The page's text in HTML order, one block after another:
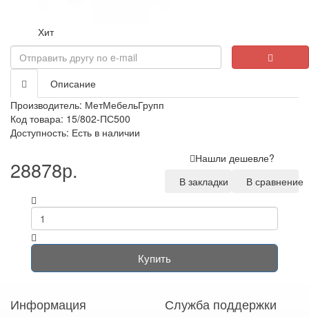
Хит
Описание
Производитель: МетМебельГрупп
Код товара: 15/802-ПС500
Доступность: Есть в наличии
28878р.
Нашли дешевле?
В закладки
В сравнение
Купить
Информация Служба поддержки